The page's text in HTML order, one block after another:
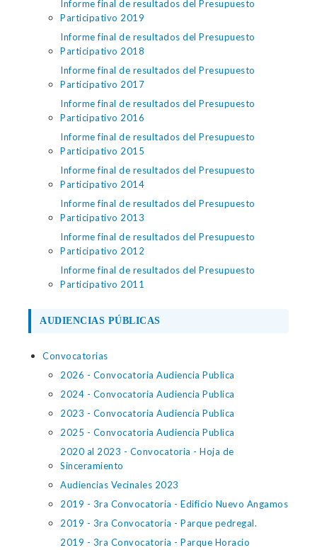
Informe final de resultados del Presupuesto
Participativo 2019
Informe final de resultados del Presupuesto
Participativo 2018
Informe final de resultados del Presupuesto
Participativo 2017
Informe final de resultados del Presupuesto
Participativo 2016
Informe final de resultados del Presupuesto
Participativo 2015
Informe final de resultados del Presupuesto
Participativo 2014
Informe final de resultados del Presupuesto
Participativo 2013
Informe final de resultados del Presupuesto
Participativo 2012
Informe final de resultados del Presupuesto
Participativo 2011
AUDIENCIAS PÚBLICAS
Convocatorias
2026 - Convocatoria Audiencia Publica
2024 - Convocatoria Audiencia Publica
2023 - Convocatoria Audiencia Publica
2025 - Convocatoria Audiencia Publica
2020 al 2023 - Convocatoria - Hoja de
Sinceramiento
Audiencias Vecinales 2023
2019 - 3ra Convocatoria - Edificio Nuevo Angamos
2019 - 3ra Convocatoria - Parque pedregal.
2019 - 3ra Convocatoria - Parque Horacio